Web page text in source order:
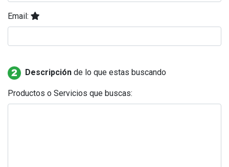
Email:
Descripción de lo que estas buscando
Productos o Servicios que buscas: